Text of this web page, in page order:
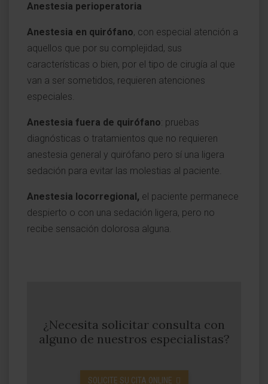
Anestesia perioperatoria
Anestesia en quirófano, con especial atención a
aquellos que por su complejidad, sus
características o bien, por el tipo de cirugía al que
van a ser sometidos, requieren atenciones
especiales.
Anestesia fuera de quirófano: pruebas
diagnósticas o tratamientos que no requieren
anestesia general y quirófano pero sí una ligera
sedación para evitar las molestias al paciente.
Anestesia locorregional, el paciente permanece
despierto o con una sedación ligera, pero no
recibe sensación dolorosa alguna.
¿Necesita solicitar consulta con
alguno de nuestros especialistas?
SOLICITE SU CITA ONLINE